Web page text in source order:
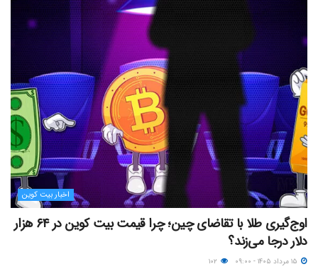
اخبار بیت کوین
اوج‌گیری طلا با تقاضای چین؛ چرا قیمت بیت کوین در ۶۴ هزار
دلار درجا می‌زند؟